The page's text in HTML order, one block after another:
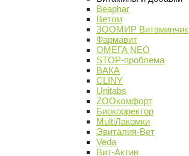
Beaphar
Ветом
ЗООМИР Витаминчик
Фармавит
ОМЕГА NEO
STOP-проблема
ВАКА
CLINY
Unitabs
ZOOкомфорт
Биокорректор
MultiЛакомки
Эвиталия-Вет
Veda
Вит-Актив